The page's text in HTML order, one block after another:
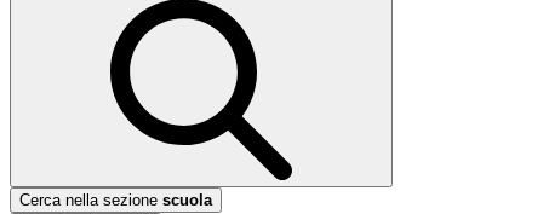
Cerca nella sezione scuola